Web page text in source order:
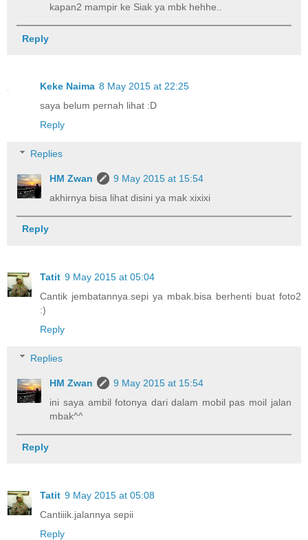
kapan2 mampir ke Siak ya mbk hehhe..
Reply
Keke Naima 8 May 2015 at 22:25
saya belum pernah lihat :D
Reply
Replies
HM Zwan
9 May 2015 at 15:54
akhirnya bisa lihat disini ya mak xixixi
Reply
Tatit 9 May 2015 at 05:04
Cantik jembatannya.sepi ya mbak.bisa berhenti buat foto2
:)
Reply
Replies
HM Zwan
9 May 2015 at 15:54
ini saya ambil fotonya dari dalam mobil pas moil jalan
mbak^^
Reply
Tatit 9 May 2015 at 05:08
Cantiiik.jalannya sepii
Reply